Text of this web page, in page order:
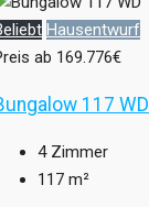
Hausentwurf
ab 169.776€
117 WD
4 Zimmer
117 m²